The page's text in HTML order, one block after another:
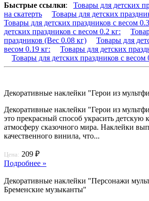
Быстрые ссылки: Товары для детских
на скатерть
Товары для детских
Товары для детских праздников с весом
детских праздников с весом 0.2 кг:
праздников (Вес 0.08 кг)
Товары для
весом 0.19 кг:
Товары для детских
Товары для детских праздников с весом
Декоративные наклейки "Герои из
Декоративные наклейки "Герои из
это прекрасный способ украсить детскую
атмосферу сказочного мира. Наклейки
качественного винила, что...
Цена: 209 ₽
Подробнее »
Декоративные наклейки "Персонажи
Бременские музыканты"